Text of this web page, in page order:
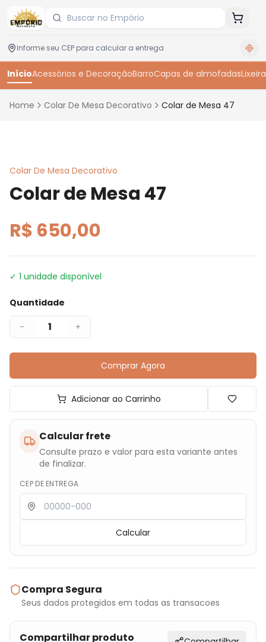
InícioAcessórios e DecoraçãoBarroCapas de almofadasLixeira
Home Colar De Mesa Decorativo Colar de Mesa 47
Colar De Mesa Decorativo
Colar de Mesa 47
R$ 650,00
✓ 1 unidade disponível
Quantidade
- 1 +
Comprar Agora
Adicionar ao Carrinho
Calcular frete
Consulte prazo e valor para esta variante antes
de finalizar.
CEP DE ENTREGA
Calcular
Compra Segura
Seus dados protegidos em todas as transacoes
Compartilhar produto